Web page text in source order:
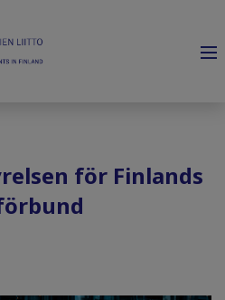
för Finlands